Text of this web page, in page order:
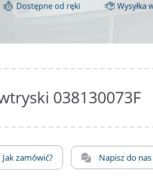
Dostępne od ręki Wysyłka
038130073F
Jak zamówić? Napisz do nas